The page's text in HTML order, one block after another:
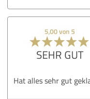
5,00 von 5
SEHR GUT
Hat alles sehr gut